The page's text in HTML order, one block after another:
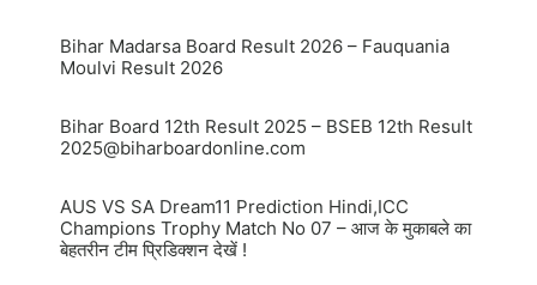
Bihar Madarsa Board Result 2026 – Fauquania
Moulvi Result 2026
Bihar Board 12th Result 2025 – BSEB 12th Result
2025@biharboardonline.com
AUS VS SA Dream11 Prediction Hindi,ICC
Champions Trophy Match No 07 – आज के मुकाबले का
बेहतरीन टीम प्रिडिक्शन देखें !